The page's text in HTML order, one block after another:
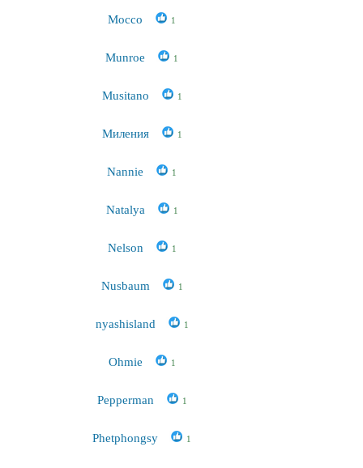
Mocco 1
Munroe 1
Musitano 1
Mилeния 1
Nannie 1
Natalya 1
Nelson 1
Nusbaum 1
nyashisland 1
Ohmie 1
Pepperman 1
Phetphongsy 1